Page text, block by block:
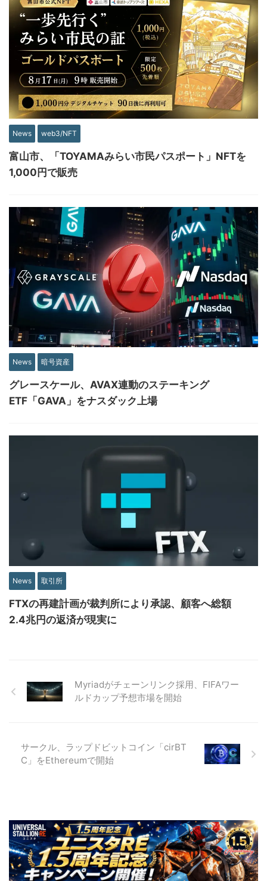
News web3/NFT
富山市、「TOYAMAみらい市民パスポート」NFTを
1,000円で販売
News 暗号資産
グレースケール、AVAX連動のステーキング
ETF「GAVA」をナスダック上場
News 取引所
FTXの再建計画が裁判所により承認、顧客へ総額
2.4兆円の返済が現実に
Myriadがチェーンリンク採用、FIFAワー
ルドカップ予想市場を開始
サークル、ラップドビットコイン「cirBT
C」をEthereumで開始